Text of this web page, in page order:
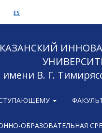
ES
КАЗАНСКИЙ
имени В. Г.
ОБРАЗОВАТЕЛЬНАЯ